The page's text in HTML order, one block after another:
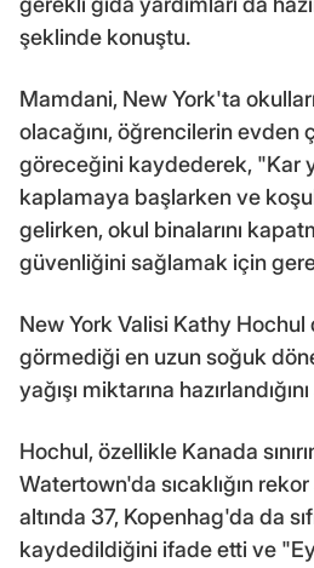
şeklinde konuştu.
Mamdani, New York'ta
olacağını, öğrencilerin evden
göreceğini kaydederek, "Kar
kaplamaya başlarken ve
gelirken, okul binalarını
güvenliğini sağlamak için
New York Valisi Kathy Hochul
görmediği en uzun soğuk
yağışı miktarına
Hochul, özellikle Kanada
Watertown'da sıcaklığın rekor
altında 37, Kopenhag'da da
kaydedildiğini ifade etti ve